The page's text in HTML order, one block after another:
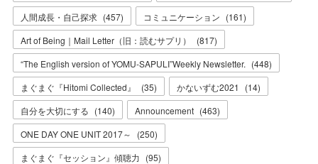
人間成長・自己探求 (457) コミュニケーション (161)
Art of Being｜Mail Letter（旧：読むサプリ）
(817)
“The English version of YOMU-SAPULI”Weekly Newsletter. (448)
まぐまぐ『Hitomi Collected』
(35) かないずむ2021 (14)
自分を大切にする (140) Announcement (463)
ONE DAY ONE UNIT 2017～
(250)
まぐまぐ『セッション』傾聴力 (95)